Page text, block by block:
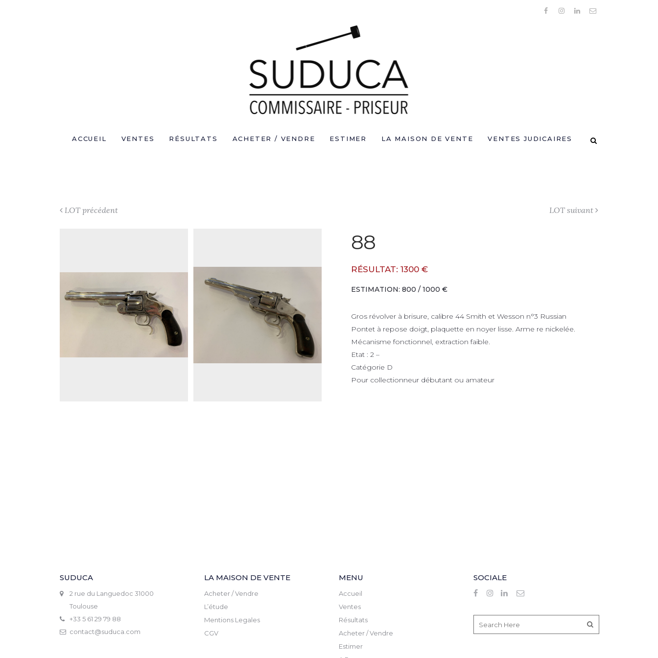
ACCUEIL VENTES RÉSULTATS ACHETER / VENDRE ESTIMER LA MAISON DE VENTE VENTES JUDICAIRES
LOT précédent LOT suivant
88
RÉSULTAT: 1300 €
ESTIMATION: 800 / 1000 €
Gros révolver à brisure, calibre 44 Smith et Wesson n°3 Russian
Pontet à repose doigt, plaquette en noyer lisse. Arme re nickelée.
Mécanisme fonctionnel, extraction faible.
Etat : 2 –
Catégorie D
Pour collectionneur débutant ou amateur
SUDUCA
2 rue du Languedoc 31000
Toulouse
+33 5 61 29 79 88
contact@suduca.com
LA MAISON DE VENTE
Acheter / Vendre
L’étude
Mentions Legales
CGV
MENU
Accueil
Ventes
Résultats
Acheter / Vendre
Estimer
SOCIALE